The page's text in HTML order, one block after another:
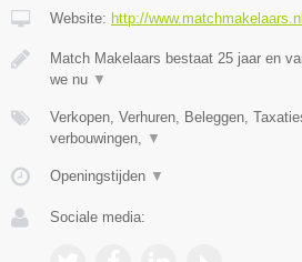
Website: http://www.matchmakelaars.nl
Match Makelaars bestaat 25 jaar en
we nu ▼
Verkopen, Verhuren, Beleggen,
verbouwingen, ▼
Openingstijden ▼
Sociale media: